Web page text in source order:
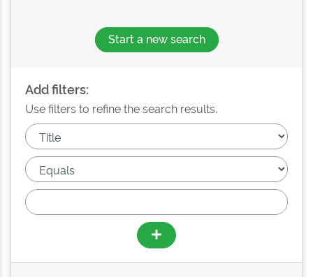
Start a new search
Add filters:
Use filters to refine the search results.